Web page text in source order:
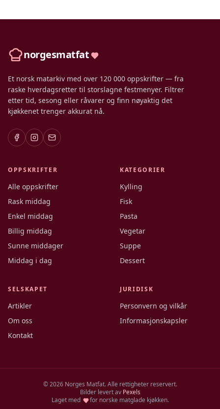
norgesmatfat
Et norsk matarkiv med over 120 000 oppskrifter — fra
raske hverdagsretter til storslagne festmenyer. Filtrer
etter tid, sesong eller råvarer og finn nøyaktig det
kjøkkenet trenger akkurat nå.
OPPSKRIFTER
Alle oppskrifter
Rask middag
Enkel middag
Billig middag
Sunne middager
Middag i dag
KATEGORIER
Kylling
Fisk
Pasta
Vegetar
Suppe
Dessert
SELSKAPET
Artikler
Om oss
Kontakt
JURIDISK
Personvern og vilkår
Informasjonskapsler
©2026Norges Matfat. Alle rettigheter reservert.
Bilder levert av Pexels
Laget med
for norske matglade kjøkken.